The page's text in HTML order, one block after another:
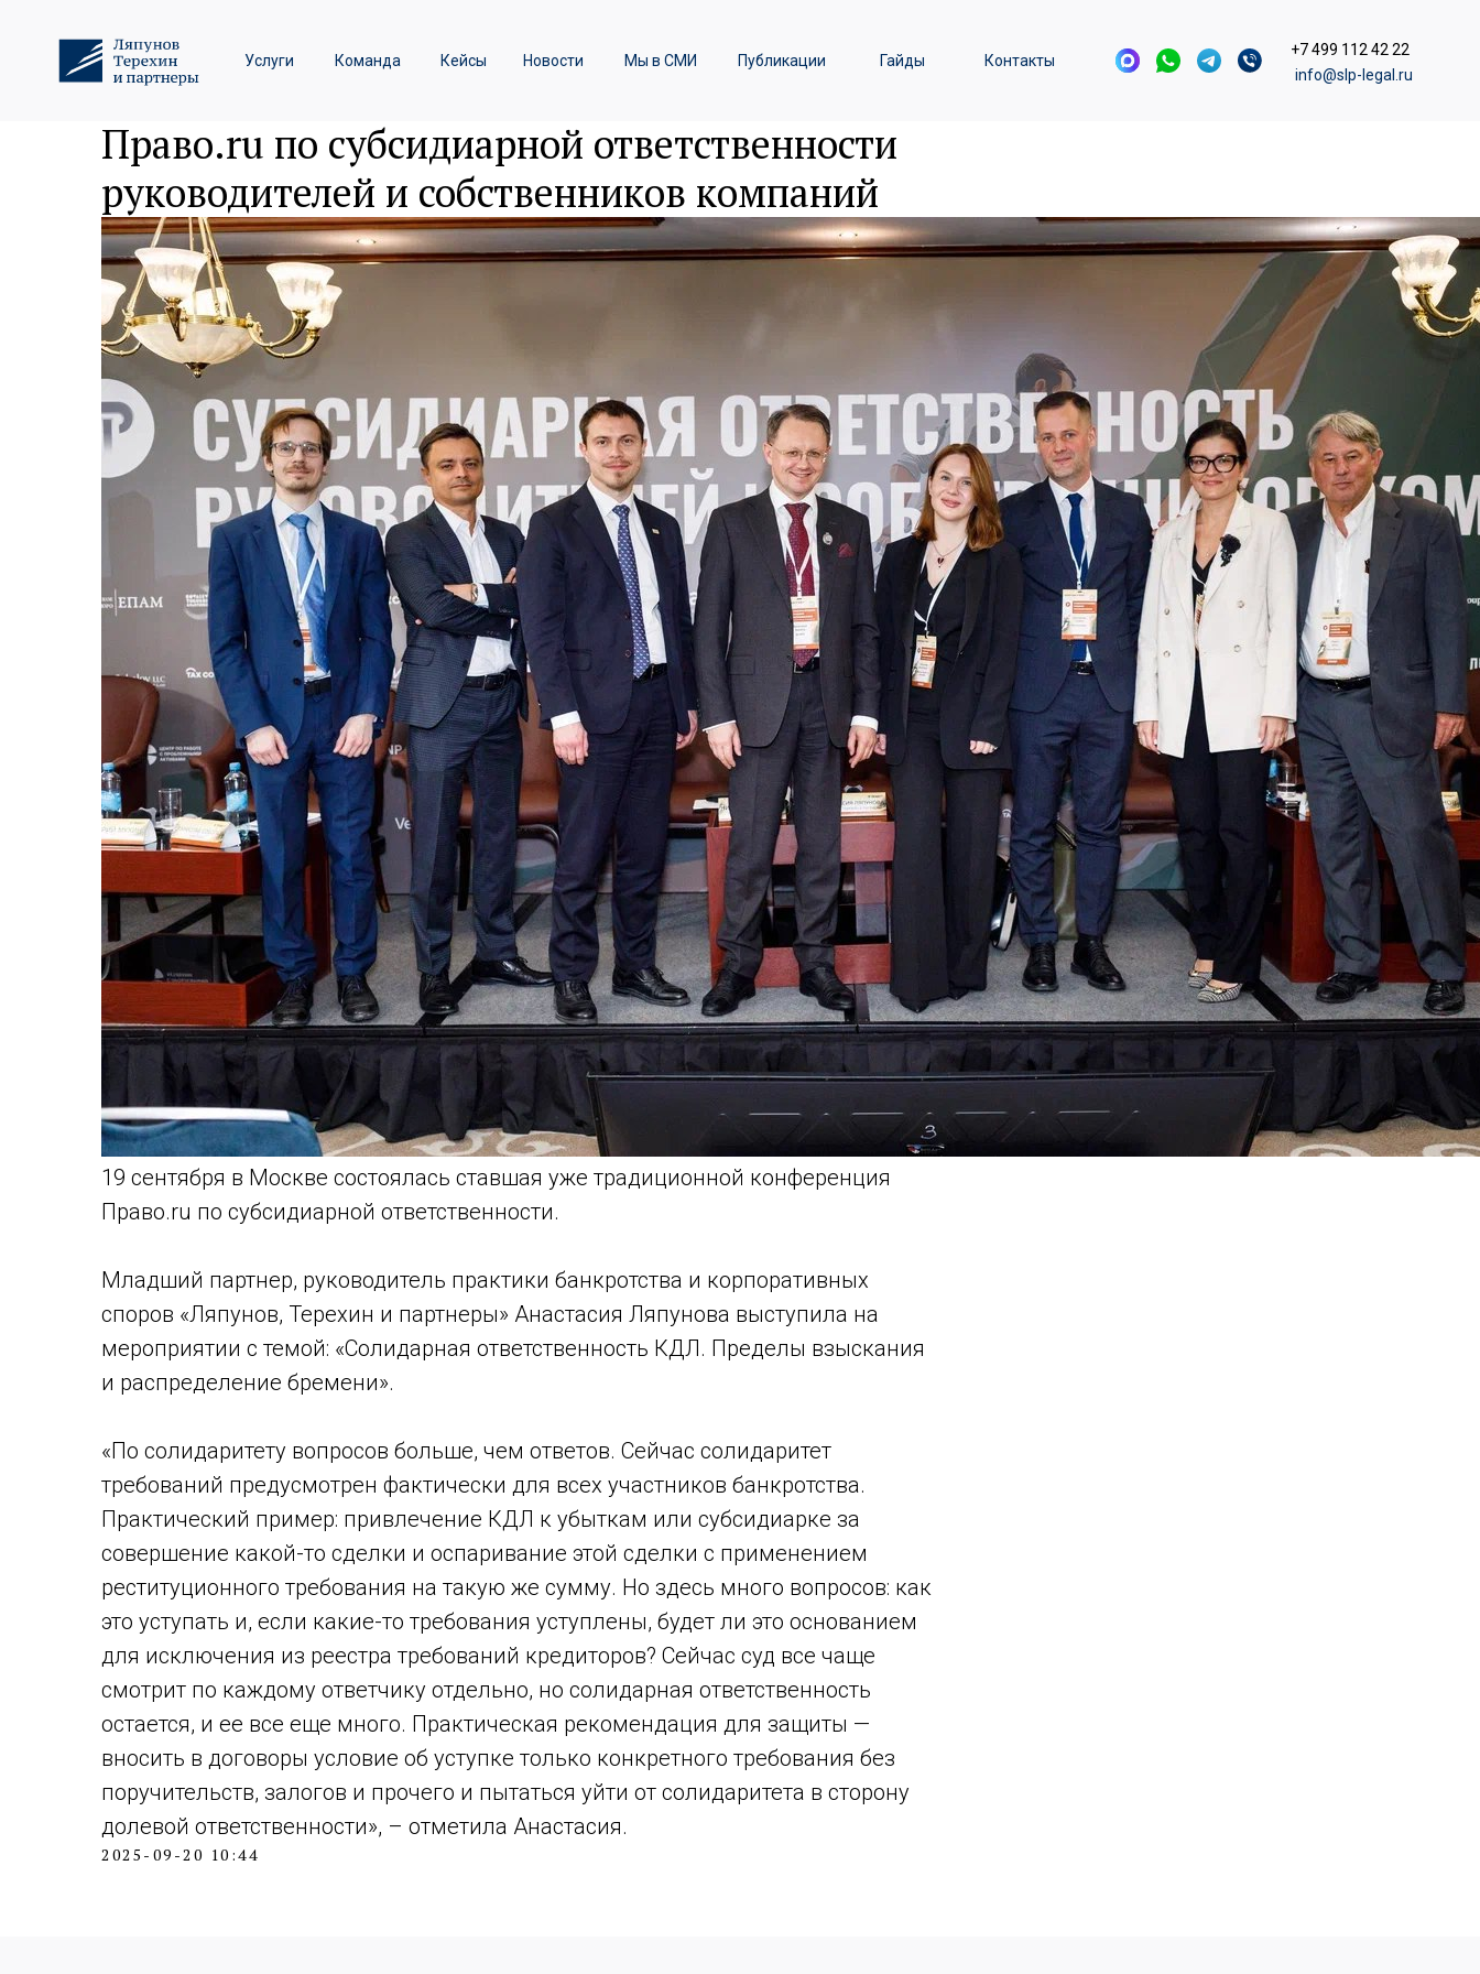
info@slp-legal.ru
+7 499 112 42 22
Команда
Услуги Мы в СМИ Публикации Гайды
Кейсы Новости Контакты
Железнодорожные перевозки
Лизинговые споры
Анастасия Ляпунова – спикер конференции
Право.ru по субсидиарной ответственности
руководителей и собственников компаний
19 сентября в Москве состоялась ставшая уже традиционной конференция
Право.ru по субсидиарной ответственности.
Младший партнер, руководитель практики банкротства и корпоративных
споров «Ляпунов, Терехин и партнеры» Анастасия Ляпунова выступила на
мероприятии с темой: «Солидарная ответственность КДЛ. Пределы взыскания
и распределение бремени».
«По солидаритету вопросов больше, чем ответов. Сейчас солидаритет
требований предусмотрен фактически для всех участников банкротства.
Практический пример: привлечение КДЛ к убыткам или субсидиарке за
совершение какой-то сделки и оспаривание этой сделки с применением
реституционного требования на такую же сумму. Но здесь много вопросов: как
это уступать и, если какие-то требования уступлены, будет ли это основанием
для исключения из реестра требований кредиторов? Сейчас суд все чаще
смотрит по каждому ответчику отдельно, но солидарная ответственность
остается, и ее все еще много. Практическая рекомендация для защиты —
вносить в договоры условие об уступке только конкретного требования без
поручительств, залогов и прочего и пытаться уйти от солидаритета в сторону
долевой ответственности», – отметила Анастасия.
2025-09-20 10:44